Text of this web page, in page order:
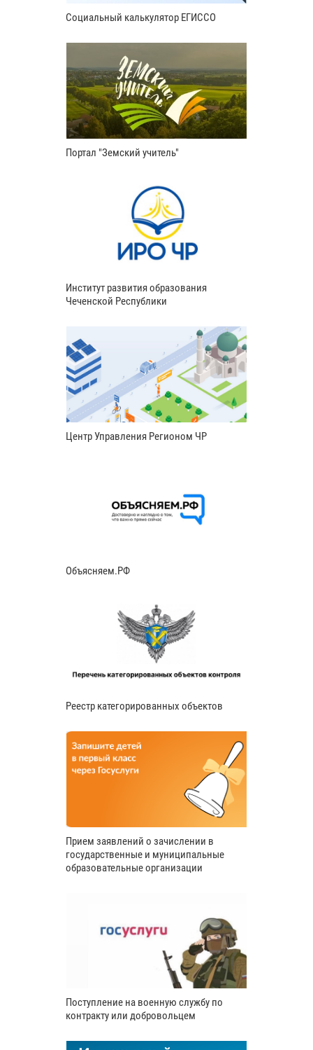
Социальный калькулятор ЕГИССО
Портал "Земский учитель"
Институт развития образования
Чеченской Республики
Центр Управления Регионом ЧР
Объясняем.РФ
Реестр категорированных объектов
Прием заявлений о зачислении в
государственные и муниципальные
образовательные организации
Поступление на военную службу по
контракту или добровольцем